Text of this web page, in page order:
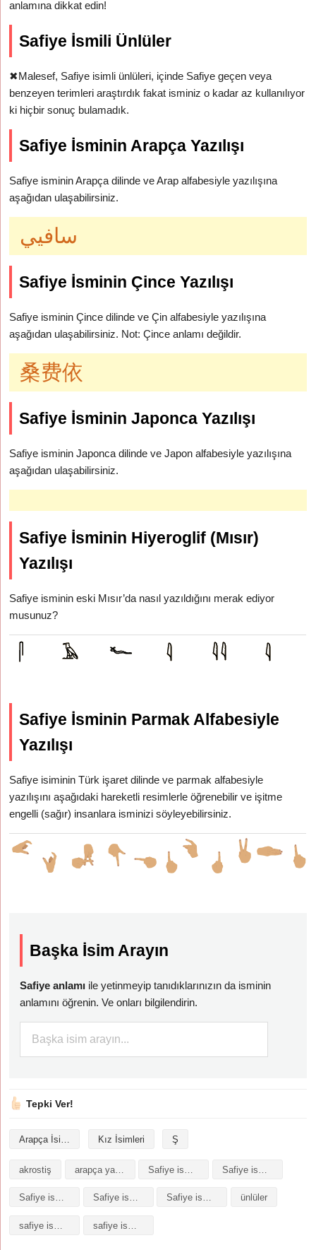
anlamına dikkat edin!
Safiye İsmili Ünlüler
✖Malesef, Safiye isimli ünlüleri, içinde Safiye geçen veya
benzeyen terimleri araştırdık fakat isminiz o kadar az kullanılıyor
ki hiçbir sonuç bulamadık.
Safiye İsminin Arapça Yazılışı
Safiye isminin Arapça dilinde ve Arap alfabesiyle yazılışına
aşağıdan ulaşabilirsiniz.
سافيي
Safiye İsminin Çince Yazılışı
Safiye isminin Çince dilinde ve Çin alfabesiyle yazılışına
aşağıdan ulaşabilirsiniz. Not: Çince anlamı değildir.
桑费依
Safiye İsminin Japonca Yazılışı
Safiye isminin Japonca dilinde ve Japon alfabesiyle yazılışına
aşağıdan ulaşabilirsiniz.
Safiye İsminin Hiyeroglif (Mısır)
Yazılışı
Safiye isminin eski Mısır’da nasıl yazıldığını merak ediyor
musunuz?
Safiye İsminin Parmak Alfabesiyle
Yazılışı
Safiye isiminin Türk işaret dilinde ve parmak alfabesiyle
yazılışını aşağıdaki hareketli resimlerle öğrenebilir ve işitme
engelli (sağır) insanlara isminizi söyleyebilirsiniz.
Başka İsim Arayın
Safiye anlamı ile yetinmeyip tanıdıklarınızın da isminin
anlamını öğrenin. Ve onları bilgilendirin.
Tepki Ver!
Arapça İsimler Kız İsimleri Ş
akrostiş arapça yazılışı
Safiye isminin baş harfleriyle şiir Safiye isminin kökeni Safiye isminin numerolojisi ünlüler